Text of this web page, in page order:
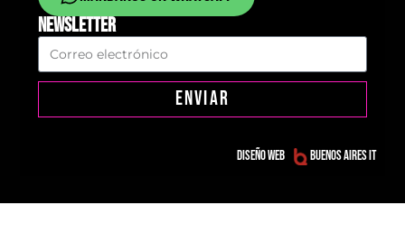
NEWSLETTER
ENVIAR
Diseño web Buenos Aires IT